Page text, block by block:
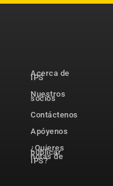
Acerca de
IPS
Nuestros
socios
Contáctenos
Apóyenos
¿Quieres
publicar
notas de
IPS?